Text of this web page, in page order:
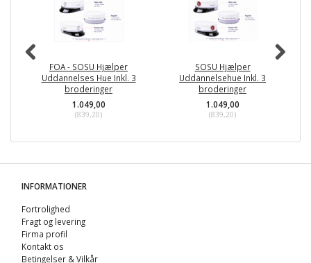
FOA - SOSU Hjælper
Uddannelses Hue Inkl. 3
broderinger
1.049,00
(839,20)
SOSU Hjælper
Uddannelsehue Inkl. 3
broderinger
1.049,00
(839,20)
INFORMATIONER
Fortrolighed
Fragt og levering
Firma profil
Kontakt os
Betingelser & Vilkår